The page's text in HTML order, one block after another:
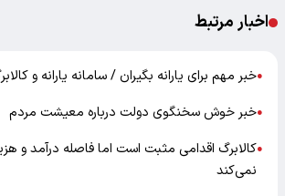
اخبار مرتبط
●خبر مهم برای یارانه بگیران / سامانه یارانه‌ و
●خبر خوش سخنگوی دولت درباره معیشت مردم
●کالابرگ اقدامی مثبت است اما فاصله درآمد و
نمی‌کند